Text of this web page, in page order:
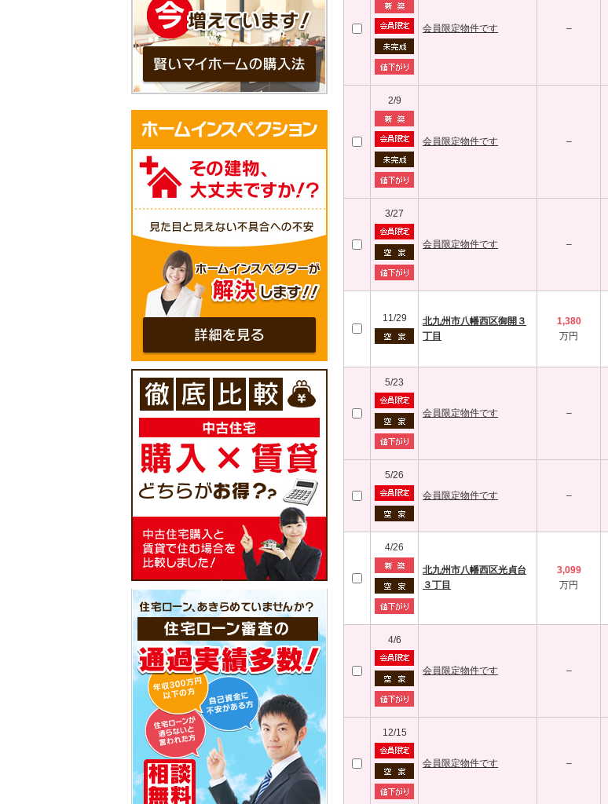
会員限定物件です –
2/9
会員限定物件です –
3/27
会員限定物件です –
11/29
北九州市八幡西区御開３
丁目
1,380
万円
5/23
会員限定物件です –
5/26
会員限定物件です
–
4/26
北九州市八幡西区光貞台
３丁目
3,099
万円
4/6
会員限定物件です –
12/15
会員限定物件です –